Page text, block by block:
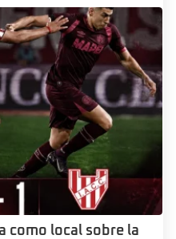
como local sobre la